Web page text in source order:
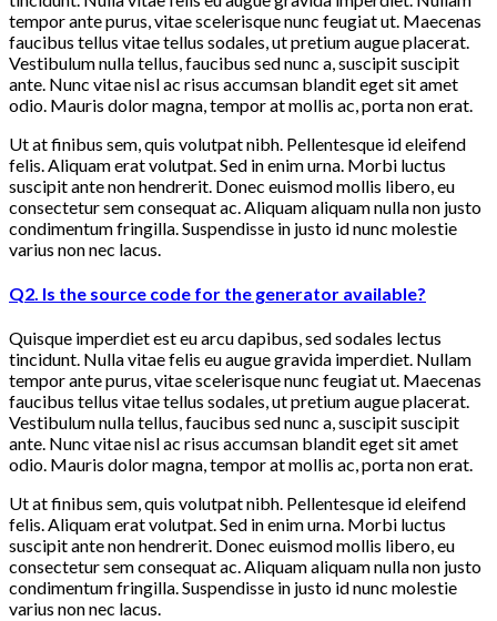
tempor ante purus, vitae scelerisque nunc feugiat ut. Maecenas
faucibus tellus vitae tellus sodales, ut pretium augue placerat.
Vestibulum nulla tellus, faucibus sed nunc a, suscipit suscipit
ante. Nunc vitae nisl ac risus accumsan blandit eget sit amet
odio. Mauris dolor magna, tempor at mollis ac, porta non erat.
Ut at finibus sem, quis volutpat nibh. Pellentesque id eleifend
felis. Aliquam erat volutpat. Sed in enim urna. Morbi luctus
suscipit ante non hendrerit. Donec euismod mollis libero, eu
consectetur sem consequat ac. Aliquam aliquam nulla non justo
condimentum fringilla. Suspendisse in justo id nunc molestie
varius non nec lacus.
Q2. Is the source code for the generator available?
Quisque imperdiet est eu arcu dapibus, sed sodales lectus
tincidunt. Nulla vitae felis eu augue gravida imperdiet. Nullam
tempor ante purus, vitae scelerisque nunc feugiat ut. Maecenas
faucibus tellus vitae tellus sodales, ut pretium augue placerat.
Vestibulum nulla tellus, faucibus sed nunc a, suscipit suscipit
ante. Nunc vitae nisl ac risus accumsan blandit eget sit amet
odio. Mauris dolor magna, tempor at mollis ac, porta non erat.
Ut at finibus sem, quis volutpat nibh. Pellentesque id eleifend
felis. Aliquam erat volutpat. Sed in enim urna. Morbi luctus
suscipit ante non hendrerit. Donec euismod mollis libero, eu
consectetur sem consequat ac. Aliquam aliquam nulla non justo
condimentum fringilla. Suspendisse in justo id nunc molestie
varius non nec lacus.